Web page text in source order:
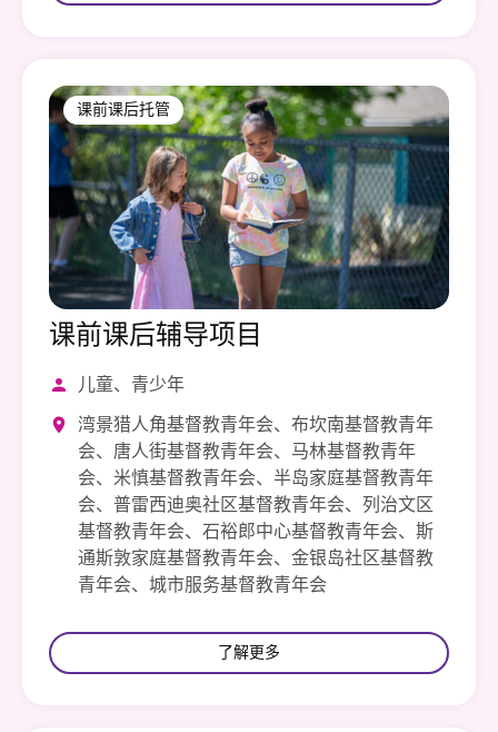
课前课后托管
课前课后辅导项目
儿童、青少年
湾景猎人角基督教青年会、布坎南基督教青年
会、唐人街基督教青年会、马林基督教青年
会、米慎基督教青年会、半岛家庭基督教青年
会、普雷西迪奥社区基督教青年会、列治文区
基督教青年会、石裕郎中心基督教青年会、斯
通斯敦家庭基督教青年会、金银岛社区基督教
青年会、城市服务基督教青年会
了解更多